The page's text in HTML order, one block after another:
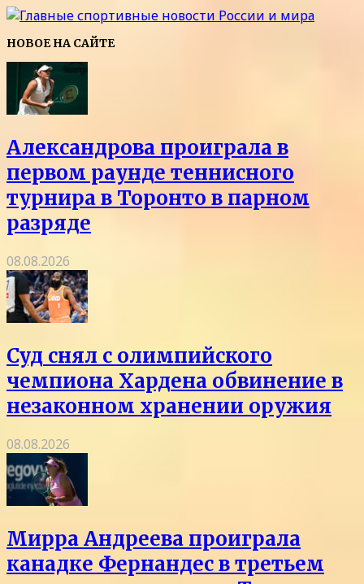
НОВОЕ НА САЙТЕ
Александрова проиграла в
первом раунде теннисного
турнира в Торонто в парном
разряде
08.08.2026
Суд снял с олимпийского
чемпиона Хардена обвинение в
незаконном хранении оружия
08.08.2026
Мирра Андреева проиграла
канадке Фернандес в третьем